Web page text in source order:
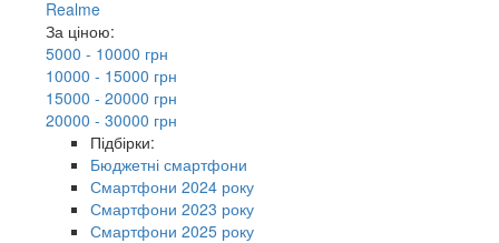
Realme
За ціною:
5000 - 10000 грн
10000 - 15000 грн
15000 - 20000 грн
20000 - 30000 грн
Підбірки:
Бюджетні смартфони
Смартфони 2024 року
Смартфони 2023 року
Смартфони 2025 року